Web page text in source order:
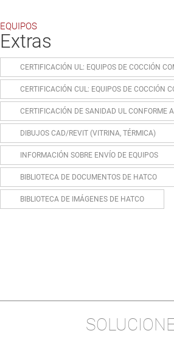
EQUIPOS
Extras
CERTIFICACIÓN UL: EQUIPOS DE COCCIÓN
CERTIFICACIÓN CUL: EQUIPOS DE COCCIÓN
CERTIFICACIÓN DE SANIDAD UL CONFORME
DIBUJOS CAD/REVIT (VITRINA, TÉRMICA)
INFORMACIÓN SOBRE ENVÍO DE EQUIPOS
BIBLIOTECA DE DOCUMENTOS DE HATCO
BIBLIOTECA DE IMÁGENES DE HATCO